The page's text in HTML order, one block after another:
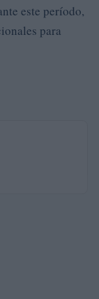
este período,
para